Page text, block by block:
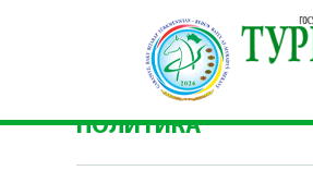
\ Политика \
ПОЛИТИКА